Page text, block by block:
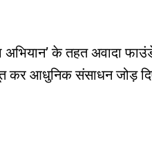
अभियान’ के तहत अवादा
कर आधुनिक संसाधन जोड़